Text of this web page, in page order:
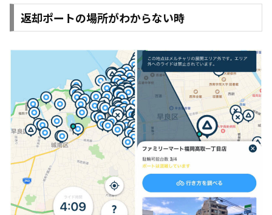
返却ポートの場所がわからない時